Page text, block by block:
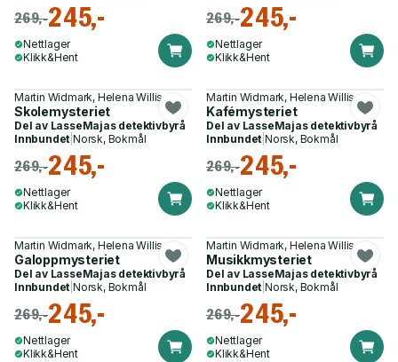
269,-245,-
Nettlager
Klikk&Hent
269,-245,-
Nettlager
Klikk&Hent
Martin Widmark, Helena Willis
Skolemysteriet
Del av LasseMajas detektivbyrå
Innbundet |Norsk, Bokmål
269,-245,-
Nettlager
Klikk&Hent
Martin Widmark, Helena Willis
Kafémysteriet
Del av LasseMajas detektivbyrå
Innbundet |Norsk, Bokmål
269,-245,-
Nettlager
Klikk&Hent
Martin Widmark, Helena Willis
Galoppmysteriet
Del av LasseMajas detektivbyrå
Innbundet |Norsk, Bokmål
269,-245,-
Nettlager
Klikk&Hent
Martin Widmark, Helena Willis
Musikkmysteriet
Del av LasseMajas detektivbyrå
Innbundet |Norsk, Bokmål
269,-245,-
Nettlager
Klikk&Hent